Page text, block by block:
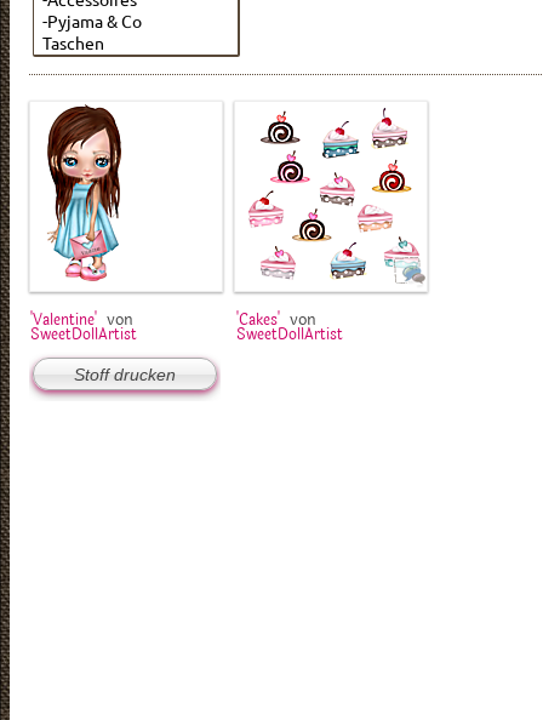
'Valentine' von
SweetDollArtist
Stoff drucken
'Cakes' von
SweetDollArtist